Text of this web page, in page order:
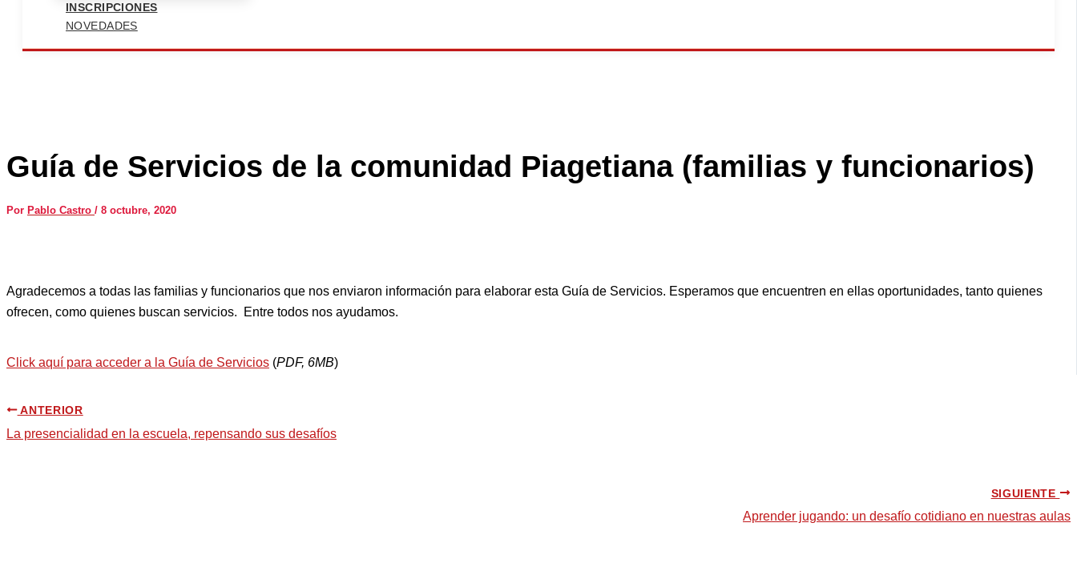
INSCRIPCIONES
NOVEDADES
Guía de Servicios de la comunidad Piagetiana (familias y funcionarios)
Por Pablo Castro / 8 octubre, 2020
Agradecemos a todas las familias y funcionarios que nos enviaron información para elaborar esta Guía de Servicios. Esperamos que encuentren en ellas oportunidades, tanto quienes
ofrecen, como quienes buscan servicios. Entre todos nos ayudamos.
Click aquí para acceder a la Guía de Servicios (PDF, 6MB)
ANTERIOR
La presencialidad en la escuela, repensando sus desafíos
SIGUIENTE
Aprender jugando: un desafío cotidiano en nuestras aulas